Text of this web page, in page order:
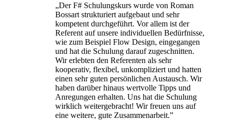
„Der F# Schulungskurs wurde von Roman
Bossart strukturiert aufgebaut und sehr
kompetent durchgeführt. Vor allem ist der
Referent auf unsere individuellen Bedürfnisse,
wie zum Beispiel Flow Design, eingegangen
und hat die Schulung darauf zugeschnitten.
Wir erlebten den Referenten als sehr
kooperativ, flexibel, unkompliziert und hatten
einen sehr guten persönlichen Austausch. Wir
haben darüber hinaus wertvolle Tipps und
Anregungen erhalten. Uns hat die Schulung
wirklich weitergebracht! Wir freuen uns auf
eine weitere, gute Zusammenarbeit.”